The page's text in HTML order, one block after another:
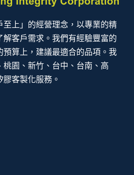
至上」的經營理念，以專業的精
解客戶需求。我們有經驗豐富的
預算上，建議最適合的品項。我
桃園、新竹、台中、台南、高
客製化服務。